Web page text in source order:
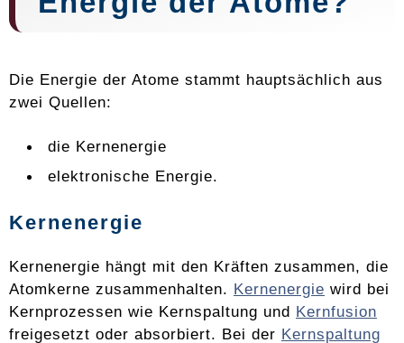
Die Energie der Atome stammt hauptsächlich aus
zwei Quellen:
die Kernenergie
elektronische Energie.
Kernenergie
Kernenergie hängt mit den Kräften zusammen, die
Atomkerne zusammenhalten. Kernenergie wird bei
Kernprozessen wie Kernspaltung und Kernfusion
freigesetzt oder absorbiert. Bei der Kernspaltung